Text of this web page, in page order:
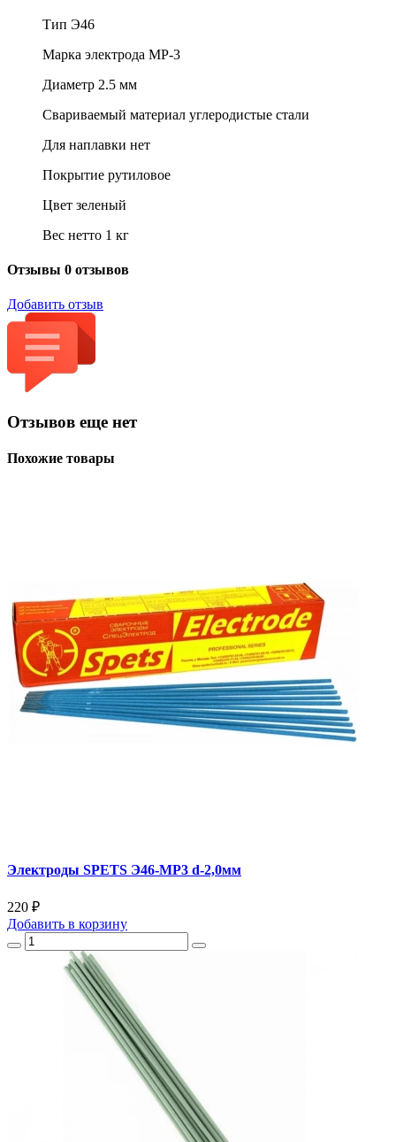
Тип Э46
Марка электрода МР-3
Диаметр 2.5 мм
Свариваемый материал углеродистые стали
Для наплавки нет
Покрытие рутиловое
Цвет зеленый
Вес нетто 1 кг
Отзывы 0 отзывов
Добавить отзыв
Отзывов еще нет
Похожие товары
Электроды SPETS Э46-МР3 d-2,0мм
220 ₽
Добавить в корзину